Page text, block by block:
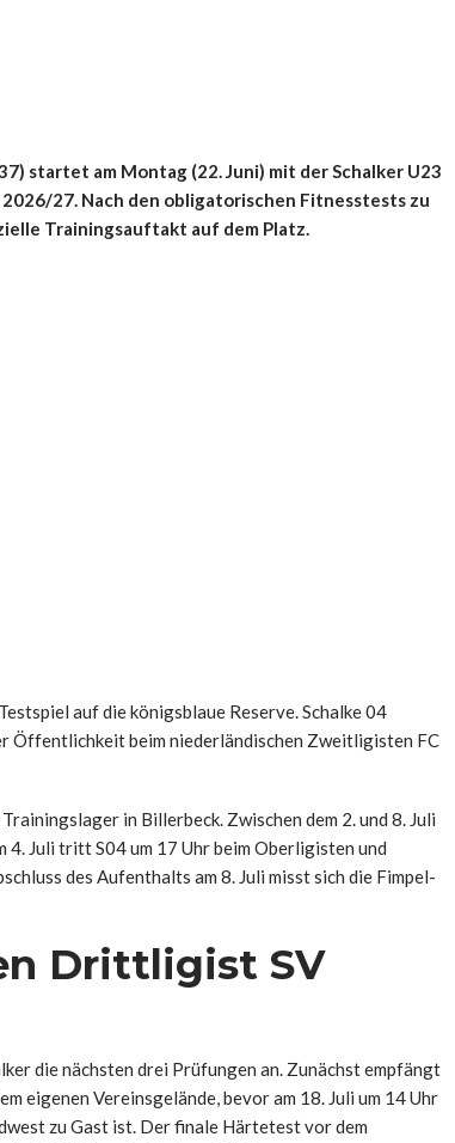
startet am Montag (22. Juni) mit der Schalker U23
27. Nach den obligatorischen Fitnesstests zu
Trainingsauftakt auf dem Platz.
auf die königsblaue Reserve. Schalke 04
Öffentlichkeit beim niederländischen Zweitligisten FC
in Billerbeck. Zwischen dem 2. und 8. Juli
4. Juli tritt S04 um 17 Uhr beim Oberligisten und
des Aufenthalts am 8. Juli misst sich die Fimpel-
Drittligist SV
die nächsten drei Prüfungen an. Zunächst empfängt
eigenen Vereinsgelände, bevor am 18. Juli um 14 Uhr
zu Gast ist. Der finale Härtetest vor dem